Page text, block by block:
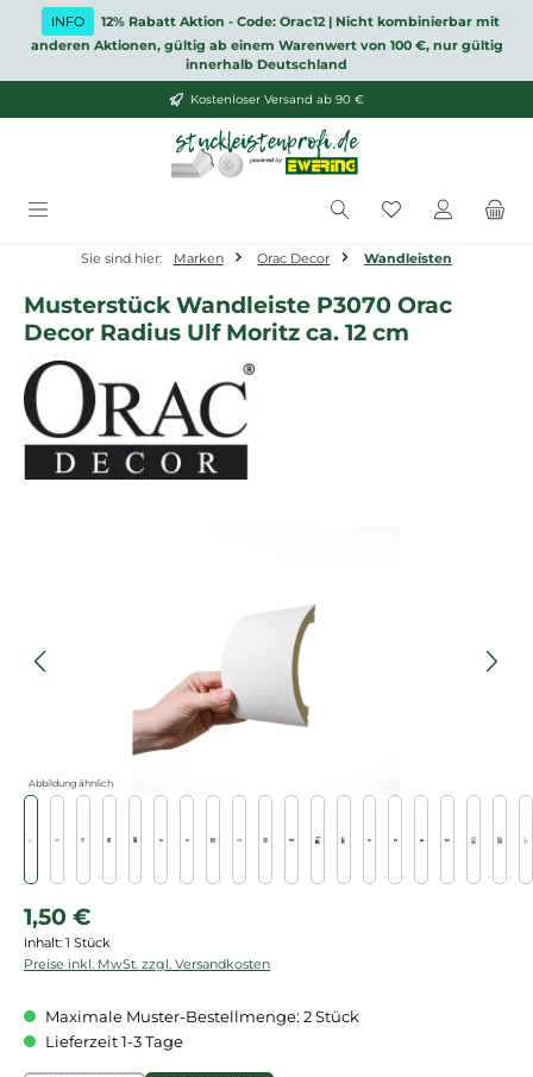
Zum Hauptinhalt springen
INFO
12% Rabatt Aktion - Code: Orac12 | Nicht kombinierbar mit
anderen Aktionen, gültig ab einem Warenwert von 100 €, nur gültig
innerhalb Deutschland
Kostenloser Versand ab 90 €
Du hast 0
Sie sind hier: Marken Orac Decor Wandleisten
Musterstück Wandleiste P3070 Orac
Decor Radius Ulf Moritz ca. 12 cm
Abbildung ähnlich
Regulärer Preis:
1,50 €
Inhalt: 1 Stück
Preise inkl. MwSt. zzgl. Versandkosten
Maximale Muster-Bestellmenge: 2 Stück
Lieferzeit 1-3 Tage